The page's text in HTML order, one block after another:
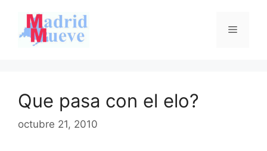
contenido
Menú
Que pasa con el elo?
octubre 21, 2010